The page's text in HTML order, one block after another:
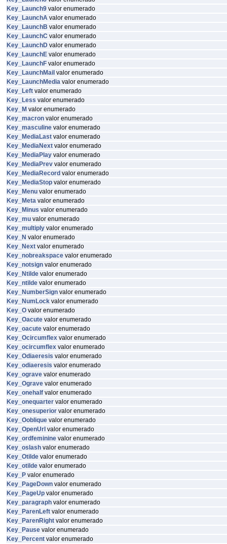
Key_Launch9 valor enumerado
Key_LaunchA valor enumerado
Key_LaunchB valor enumerado
Key_LaunchC valor enumerado
Key_LaunchD valor enumerado
Key_LaunchE valor enumerado
Key_LaunchF valor enumerado
Key_LaunchMail valor enumerado
Key_LaunchMedia valor enumerado
Key_Left valor enumerado
Key_Less valor enumerado
Key_M valor enumerado
Key_macron valor enumerado
Key_masculine valor enumerado
Key_MediaLast valor enumerado
Key_MediaNext valor enumerado
Key_MediaPlay valor enumerado
Key_MediaPrev valor enumerado
Key_MediaRecord valor enumerado
Key_MediaStop valor enumerado
Key_Menu valor enumerado
Key_Meta valor enumerado
Key_Minus valor enumerado
Key_mu valor enumerado
Key_multiply valor enumerado
Key_N valor enumerado
Key_Next valor enumerado
Key_nobreakspace valor enumerado
Key_notsign valor enumerado
Key_Ntilde valor enumerado
Key_ntilde valor enumerado
Key_NumberSign valor enumerado
Key_NumLock valor enumerado
Key_O valor enumerado
Key_Oacute valor enumerado
Key_oacute valor enumerado
Key_Ocircumflex valor enumerado
Key_ocircumflex valor enumerado
Key_Odiaeresis valor enumerado
Key_odiaeresis valor enumerado
Key_ograve valor enumerado
Key_Ograve valor enumerado
Key_onehalf valor enumerado
Key_onequarter valor enumerado
Key_onesuperior valor enumerado
Key_Ooblique valor enumerado
Key_OpenUrl valor enumerado
Key_ordfeminine valor enumerado
Key_oslash valor enumerado
Key_Otilde valor enumerado
Key_otilde valor enumerado
Key_P valor enumerado
Key_PageDown valor enumerado
Key_PageUp valor enumerado
Key_paragraph valor enumerado
Key_ParenLeft valor enumerado
Key_ParenRight valor enumerado
Key_Pause valor enumerado
Key_Percent valor enumerado